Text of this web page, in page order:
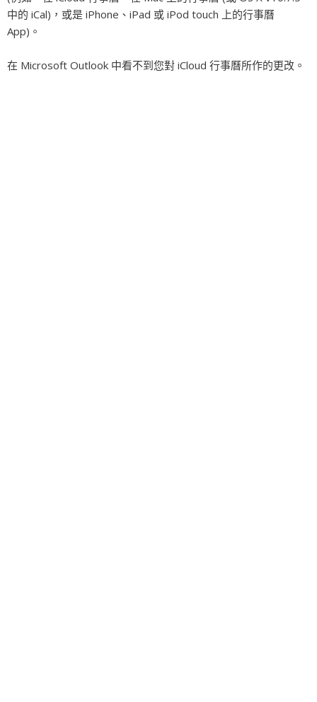
中的 iCal)，或是 iPhone、iPad 或 iPod touch 上的行事曆
App)。
在 Microsoft Outlook 中看不到您對 iCloud 行事曆所作的更改。